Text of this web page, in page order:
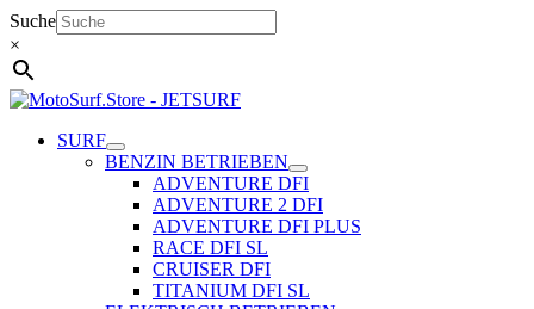
Zum
Inhalt
springen
Suche
×
SURF
BENZIN BETRIEBEN
ADVENTURE DFI
ADVENTURE 2 DFI
ADVENTURE DFI PLUS
RACE DFI SL
CRUISER DFI
TITANIUM DFI SL